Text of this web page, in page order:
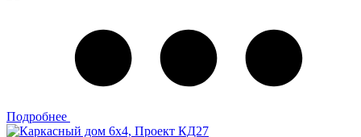
Подробнее